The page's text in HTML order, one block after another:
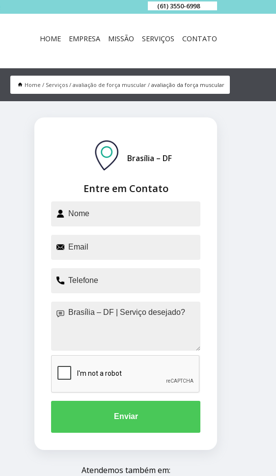
(61) 3550-6998
HOME EMPRESA MISSÃO SERVIÇOS CONTATO
Home Serviços avaliação de força muscular avaliação da força muscular
Entre em Contato
Brasília – DF
Enviar
Atendemos também em: